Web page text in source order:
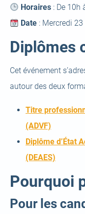
Horaires : De 10h
Date : Mercredi
Diplômes
Cet événement
autour des deux
Titre
(ADVF)
a
new
Diplôme d’État
(DEAES)
new
tab)
Pourquoi
Pour les